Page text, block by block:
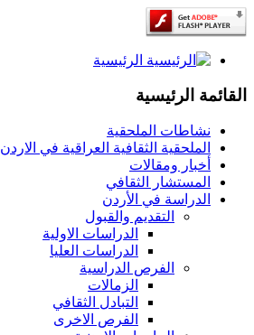
الرئيسية
القائمة الرئيسية
نشاطات الملحقية
الملحقية الثقافية العراقية في الاردن
أخبار ومقالات
المستشار الثقافي
الدراسة في الأردن
التقديم والقبول
الدراسات الاولية
الدراسات العليا
الفرص الدراسية
الزمالات
التبادل الثقافي
الفرص الاخرى